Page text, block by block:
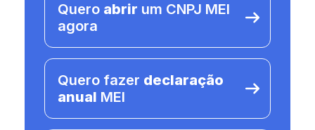
Quero abrir um CNPJ MEI
agora
Quero fazer declaração
anual MEI